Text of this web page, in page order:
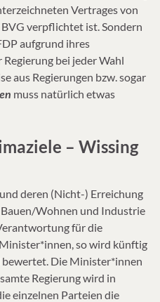
Vertrages von
verpflichtet ist. Sondern
aufgrund ihres
bei jeder Wahl
aus Regierungen bzw. sogar
muss natürlich etwas
– Wissing
deren (Nicht-) Erreichung
Bauen/Wohnen und Industrie
für die
so wird künftig
bewertet. Die Minister*innen
Regierung wird in
einzelnen Parteien die